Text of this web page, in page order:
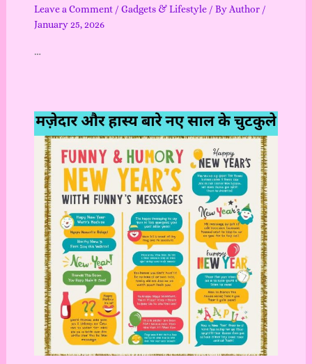
Leave a Comment / Gadgets & Lifestyle/ By Author /
January 25, 2026
…